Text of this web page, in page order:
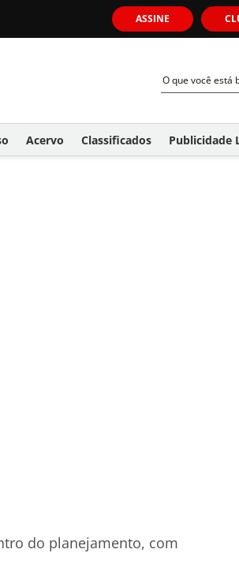
ASSINE
Acervo Classificados Publicidade
do planejamento, com